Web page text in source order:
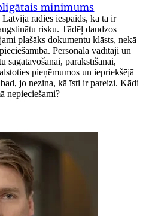
minimums
radies iespaids, ka tā ir
risku. Tādēļ daudzos
plašāks dokumentu klāsts, nekā
Personāla vadītāji un
sagatavošanai, parakstīšanai,
pieņēmumos un iepriekšējā
jo nezina, kā īsti ir pareizi. Kādi
nepieciešami?